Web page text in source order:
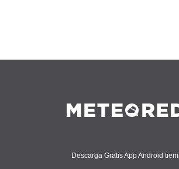
Descarga Gratis App Android